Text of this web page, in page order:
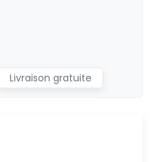
Livraison gratuite